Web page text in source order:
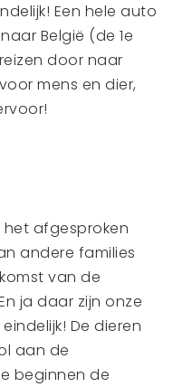
Een hele auto
België (de 1e
door naar
mens en dier,
het afgesproken
andere families
van de
ja daar zijn onze
De dieren
aan de
beginnen de